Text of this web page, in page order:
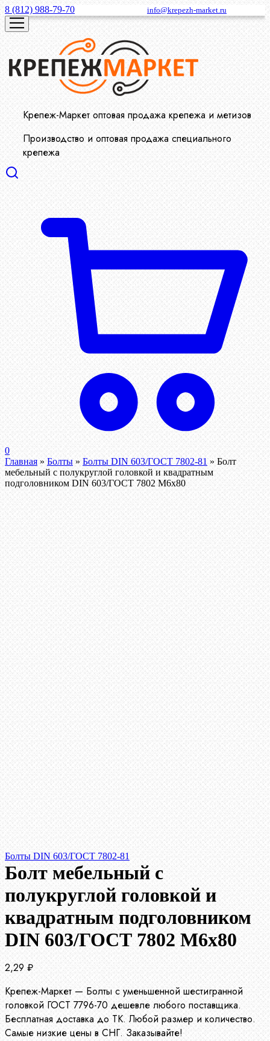
8 (812) 988-79-70 info@krepezh-market.ru
Крепеж-Маркет оптовая продажа крепежа и метизов
Производство и оптовая продажа специального
крепежа
0
Главная » Болты » Болты DIN 603/ГОСТ 7802-81 » Болт
мебельный с полукруглой головкой и квадратным
подголовником DIN 603/ГОСТ 7802 М6х80
Болты DIN 603/ГОСТ 7802-81
Болт мебельный с
полукруглой головкой и
квадратным подголовником
DIN 603/ГОСТ 7802 М6х80
2,29 ₽
Крепеж-Маркет — Болты с уменьшенной шестигранной
головкой ГОСТ 7796-70 дешевле любого поставщика.
Бесплатная доставка до ТК. Любой размер и количество.
Самые низкие цены в СНГ. Заказывайте!